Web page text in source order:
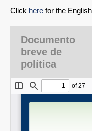
Click here for the
Documento
breve de
política